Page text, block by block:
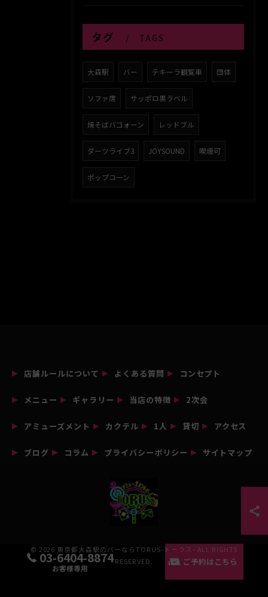
タグ TAGS
大森駅 バー テキーラ観覧車 団体
ソファ席 サッポロ黒ラベル
焼そばバゴォーン レッドブル
ダーツライブ3 JOYSOUND 喫煙可
ポップコーン
03-6404-8874
お客様専用
ご予約はこちら
店舗ルールについて よくある質問 コンセプト
メニュー ギャラリー 当店の特徴 2次会
アミューズメント カクテル 1人 貸切 アクセス
ブログ コラム プライバシーポリシー サイトマップ
© 2026 東京都大森駅のバーならTORUS-トーラス- ALL RIGHTS
RESERVED.